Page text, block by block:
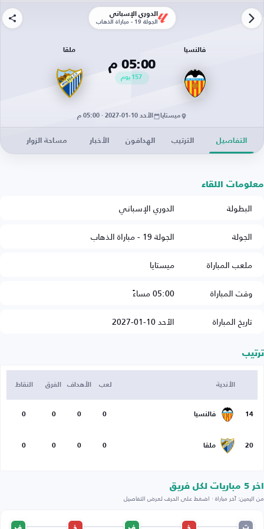
الدوري الإسباني
الجولة 19 - مباراة الذهاب
فالنسيا
05:00 م
157 يوم
ملقا
ميستايا الأحد 10-01-2027 · 05:00 م
التفاصيل الترتيب الهدافون الأخبار مساحة الزوار
معلومات اللقاء
البطولة
الدوري الإسباني
الجولة
الجولة 19 - مباراة الذهاب
ملعب المباراة
ميستايا
وقت المباراة
05:00 مساءً
تاريخ المباراة
الأحد 10-01-2027
ترتيب
الأندية لعب الأهداف الفرق النقاط
14 فالنسيا 0
0
0
0
20 ملقا 0
0
0
0
اخر 5 مباريات لكل فريق
من اليمين: آخر مباراة · اضغط على الحرف لعرض التفاصيل